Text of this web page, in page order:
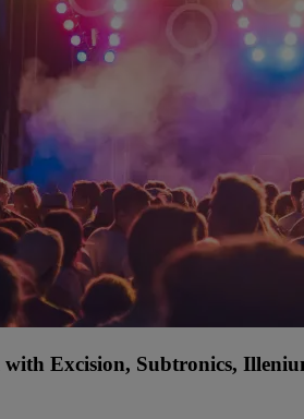
Excision, Subtronics,